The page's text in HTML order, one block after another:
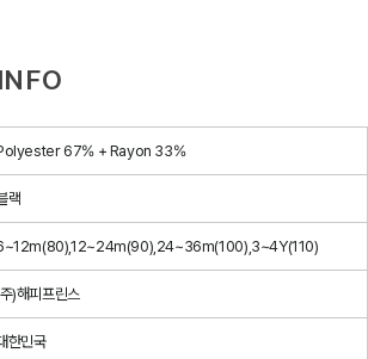
67% + Rayon 33%
랙
)해피프린스
한민국